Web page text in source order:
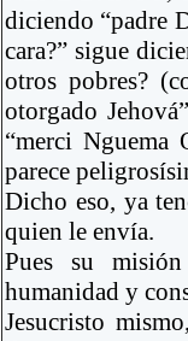
diciendo “padre
cara?” sigue
otros pobres?
otorgado
“merci Nguema
parece
Dicho eso, ya
quien le envía.
Pues su
humanidad y
Jesucristo